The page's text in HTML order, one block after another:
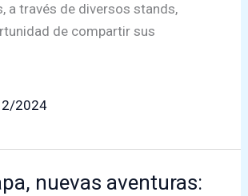
a través de diversos stands,
de compartir sus
2024
nuevas aventuras: